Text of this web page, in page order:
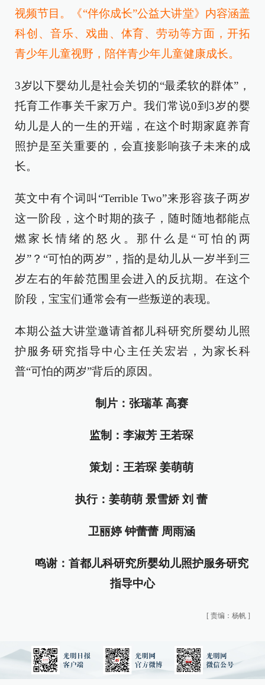
视频节目。《“伴你成长”公益大讲堂》内容涵盖
科创、音乐、戏曲、体育、劳动等方面，开拓
青少年儿童视野，陪伴青少年儿童健康成长。
3岁以下婴幼儿是社会关切的“最柔软的群体”，
托育工作事关千家万户。我们常说0到3岁的婴
幼儿是人的一生的开端，在这个时期家庭养育
照护是至关重要的，会直接影响孩子未来的成
长。
英文中有个词叫“Terrible Two”来形容孩子两岁
这一阶段，这个时期的孩子，随时随地都能点
燃家长情绪的怒火。那什么是“可怕的两
岁”？“可怕的两岁”，指的是幼儿从一岁半到三
岁左右的年龄范围里会进入的反抗期。在这个
阶段，宝宝们通常会有一些叛逆的表现。
本期公益大讲堂邀请首都儿科研究所婴幼儿照
护服务研究指导中心主任关宏岩，为家长科
普“可怕的两岁”背后的原因。
制片：张瑞革 高赛
监制：李淑芳 王若琛
策划：王若琛 姜萌萌
执行：姜萌萌 景雪娇 刘 蕾
卫丽婷 钟蕾蕾 周雨涵
鸣谢：首都儿科研究所婴幼儿照护服务研究
指导中心
[ 责编：杨帆 ]